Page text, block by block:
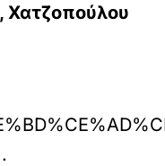
Χατζοπούλου
.